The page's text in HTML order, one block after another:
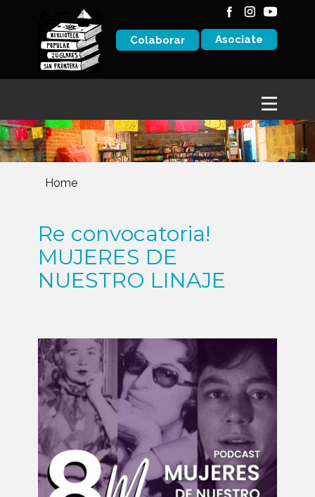
Colaborar Asociate
Home
Re convocatoria!
MUJERES DE
NUESTRO LINAJE